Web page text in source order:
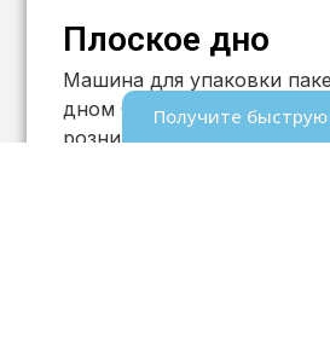
Плоское дно
Машина для упаковки
дном Стиль пакета,
розничными торговцами
Получите